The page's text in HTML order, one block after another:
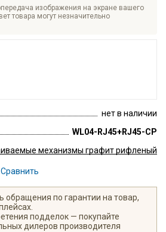
изображения на экране вашего
товара могут незначительно
нет в наличии
WL04-RJ45+RJ45-CP
механизмы графит рифленый
Сравнить
обращения по гарантии на товар,
подделок — покупайте
дилеров производителя